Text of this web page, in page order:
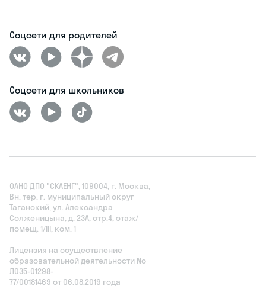
Соцсети для родителей
Соцсети для школьников
ОАНО ДПО "СКАЕНГ", 109004, г. Москва,
Вн. тер. г. муниципальный округ
Таганский, ул. Александра
Солженицына, д. 23А, стр.4, этаж/
помещ. 1/III, ком. 1
Лицензия на осуществление
образовательной деятельности No
Л035‑01298-
77/00181469 от 06.08.2019 года